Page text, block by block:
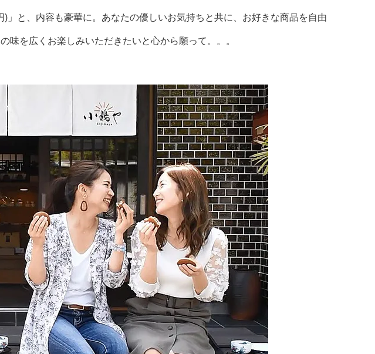
と、内容も豪華に。あなたの優しいお気持ちと共に、お好きな商品を自由
味を広くお楽しみいただきたいと心から願って。。。